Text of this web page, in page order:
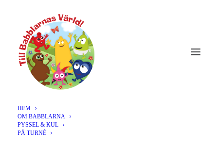
HEM
OM BABBLARNA
PYSSEL & KUL
PÅ TURNÉ
DECEMBER 2021